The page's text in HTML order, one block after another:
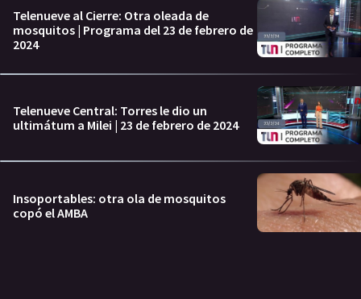
Telenueve al Cierre: Otra oleada de
mosquitos | Programa del 23 de febrero de
2024
Telenueve Central: Torres le dio un
ultimátum a Milei | 23 de febrero de 2024
Insoportables: otra ola de mosquitos
copó el AMBA